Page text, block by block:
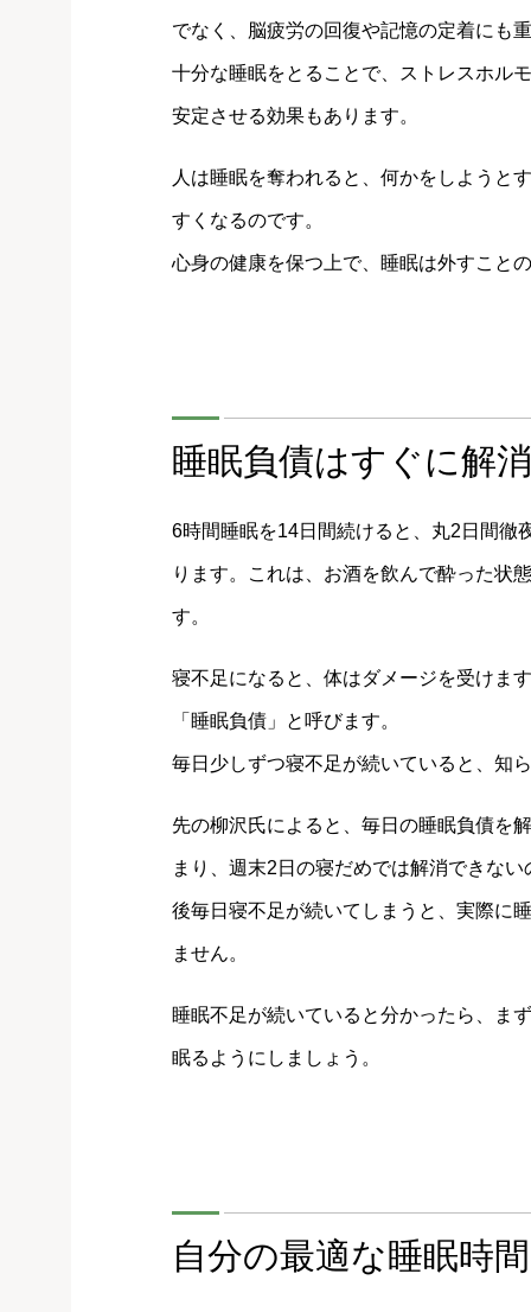
でなく、脳疲労の回復や記憶の定着にも
十分な睡眠をとることで、ストレスホル
安定させる効果もあります。
人は睡眠を奪われると、何かをしようと
すくなるのです。
心身の健康を保つ上で、睡眠は外すこと
睡眠負債はすぐに解
6時間睡眠を14日間続けると、丸2日間徹
ります。これは、お酒を飲んで酔った状
す。
寝不足になると、体はダメージを受けま
「睡眠負債」と呼びます。
毎日少しずつ寝不足が続いていると、知
先の柳沢氏によると、毎日の睡眠負債を
まり、週末2日の寝だめでは解消できな
後毎日寝不足が続いてしまうと、実際に
ません。
睡眠不足が続いていると分かったら、ま
眠るようにしましょう。
自分の最適な睡眠時